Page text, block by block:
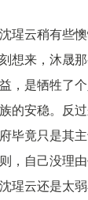
瑆云稍有些
想来，沐晟
，是牺牲了
的安稳。反
毕竟只是其
，自己没理
瑆云还是太